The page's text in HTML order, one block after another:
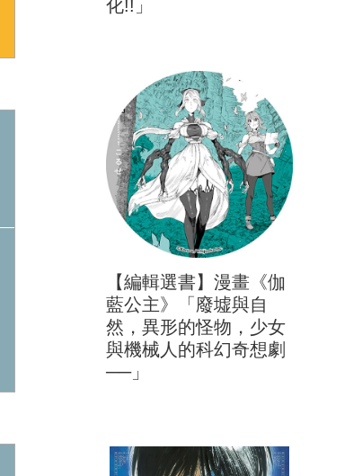
化!!」
【編輯選書】漫畫《伽
藍公主》「廢墟與自
然，異形的怪物，少女
與機械人的科幻奇想劇
──」